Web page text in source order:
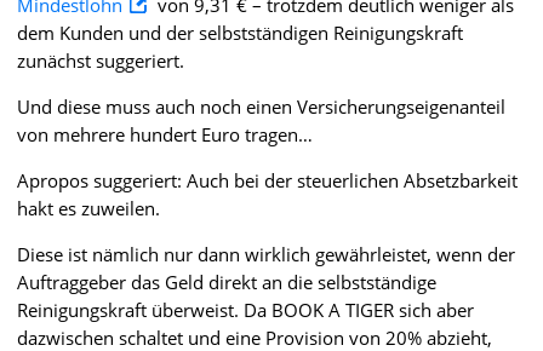
dem Kunden und der selbstständigen Reinigungskraft
zunächst suggeriert.
Und diese muss auch noch einen Versicherungseigenanteil
von mehrere hundert Euro tragen…
Apropos suggeriert: Auch bei der steuerlichen Absetzbarkeit
hakt es zuweilen.
Diese ist nämlich nur dann wirklich gewährleistet, wenn der
Auftraggeber das Geld direkt an die selbstständige
Reinigungskraft überweist. Da BOOK A TIGER sich aber
dazwischen schaltet und eine Provision von 20% abzieht,